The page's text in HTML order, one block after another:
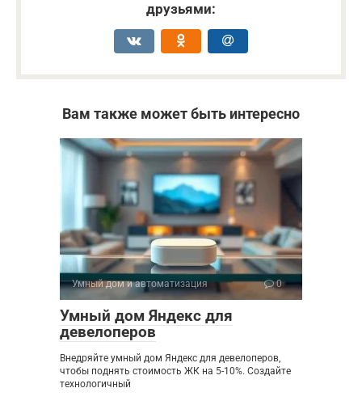
друзьями:
Вам также может быть интересно
Умный дом и автоматизация 0
Умный дом Яндекс для
девелоперов
Внедряйте умный дом Яндекс для девелоперов,
чтобы поднять стоимость ЖК на 5-10%. Создайте
технологичный